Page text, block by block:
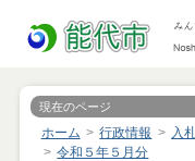
現在のページ
ホーム 行政情報 入
令和５年５月分